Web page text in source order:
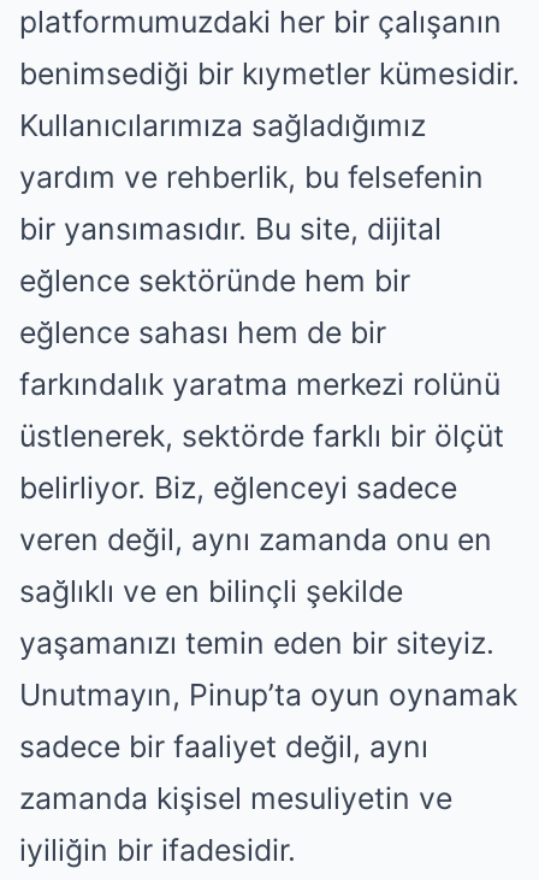
platformumuzdaki her bir çalışanın
benimsediği bir kıymetler kümesidir.
Kullanıcılarımıza sağladığımız
yardım ve rehberlik, bu felsefenin
bir yansımasıdır. Bu site, dijital
eğlence sektöründe hem bir
eğlence sahası hem de bir
farkındalık yaratma merkezi rolünü
üstlenerek, sektörde farklı bir ölçüt
belirliyor. Biz, eğlenceyi sadece
veren değil, aynı zamanda onu en
sağlıklı ve en bilinçli şekilde
yaşamanızı temin eden bir siteyiz.
Unutmayın, Pinup’ta oyun oynamak
sadece bir faaliyet değil, aynı
zamanda kişisel mesuliyetin ve
iyiliğin bir ifadesidir.